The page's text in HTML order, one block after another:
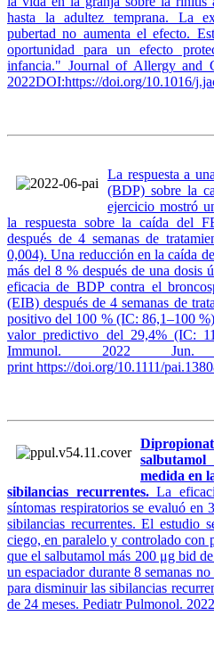
hasta la adultez temprana. La
pubertad no aumenta el efecto.
oportunidad para un efecto
infancia." Journal of Allergy and
2022DOI:https://doi.org/10.1016/
La respuesta a
(BDP) sobre la
ejercicio mostró
la respuesta sobre la caída del
después de 4 semanas de
0,004). Una reducción en la caída
más del 8 % después de una dosis
eficacia de BDP contra el
(EIB) después de 4 semanas de
positivo del 100 % (IC: 86,1–100
valor predictivo del 29,4% (IC:
Immunol. 2022
print https://doi.org/10.1111/
medida en
sibilancias recurrentes.La
síntomas respiratorios se evaluó en
sibilancias recurrentes. El estudio
ciego, en paralelo y controlado con
que el salbutamol más 200 μg bid
un espaciador durante 8 semanas
para disminuir las sibilancias
de 24 meses. Pediatr Pulmonol.